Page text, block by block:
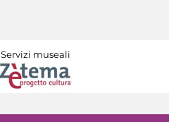
Servizi museali